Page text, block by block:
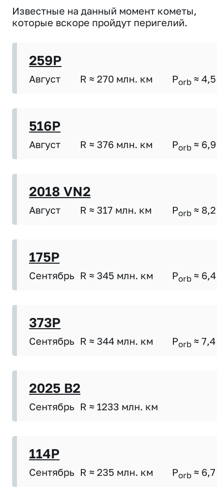
Известные на данный момент кометы,
которые вскоре пройдут перигелий.
259P
Август R ≈ 270 млн. км Porb ≈ 4,5
516P
Август R ≈ 376 млн. км Porb ≈ 6,9
2018 VN2
Август R ≈ 317 млн. км Porb ≈ 8,2
175P
Сентябрь R ≈ 345 млн. км Porb ≈ 6,4
373P
Сентябрь R ≈ 344 млн. км Porb ≈ 7,4
2025 B2
Сентябрь R ≈ 1233 млн. км
114P
Сентябрь R ≈ 235 млн. км Porb ≈ 6,7